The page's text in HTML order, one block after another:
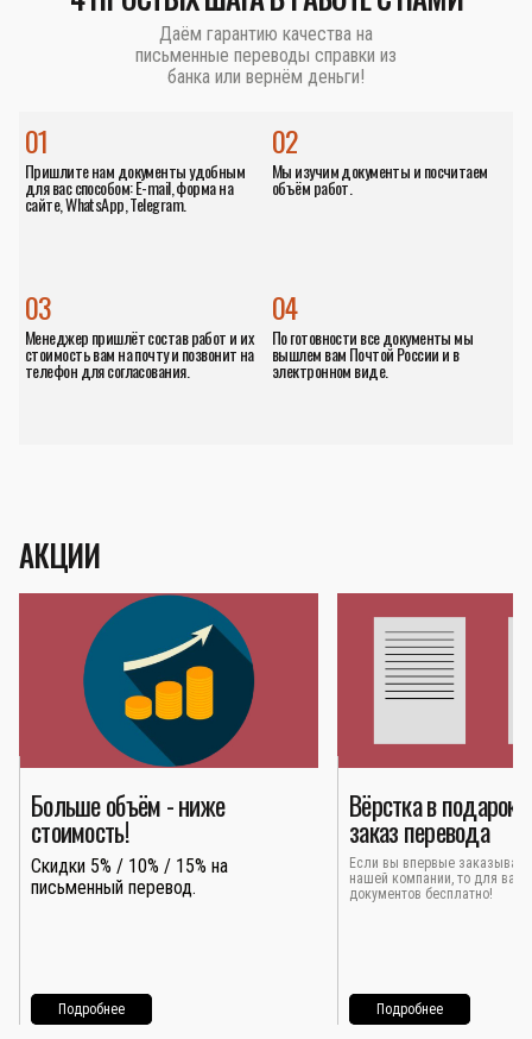
Даём гарантию качества на
письменные переводы справки из
банка или вернём деньги!
01
Пришлите нам документы удобным
для вас способом: E-mail, форма на
сайте, WhatsApp, Telegram.
02
Мы изучим документы и посчитаем
объём работ.
04
По готовности все документы мы
вышлем вам Почтой России и в
электронном виде.
03
Менеджер пришлёт состав работ и их
стоимость вам на почту и позвонит на
телефон для согласования.
АКЦИИ
Больше объём - ниже
стоимость!
Скидки 5% / 10% / 15% на
письменный перевод.
Подробнее
Вёрстка в подарок
заказ перевода
Если вы впервые
нашей компании, то для вас
документов бесплатно!
Подробнее